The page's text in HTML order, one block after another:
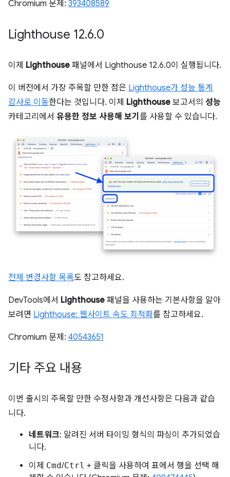
Chromium 문제: 393408589
Lighthouse 12.6.0
이제 Lighthouse 패널에서 Lighthouse 12.6.0이 실행됩니다.
이 버전에서 가장 주목할 만한 점은 Lighthouse가 성능 통계
감사로 이동한다는 것입니다. 이제 Lighthouse 보고서의 성능
카테고리에서 유용한 정보 사용해 보기 를 사용할 수 있습니다.
전체 변경사항 목록도 참고하세요.
DevTools에서 Lighthouse 패널을 사용하는 기본사항을 알아
보려면 Lighthouse: 웹사이트 속도 최적화를 참고하세요.
Chromium 문제: 40543651
기타 주요 내용
이번 출시의 주목할 만한 수정사항과 개선사항은 다음과 같습
니다.
네트워크: 알려진 서버 타이밍 형식의 파싱이 추가되었습
니다.
이제 Cmd/Ctrl + 클릭을 사용하여 표에서 행을 선택 해